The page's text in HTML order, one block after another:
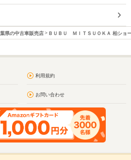
県の中古車販売店 ＢＵＢＵ ＭＩＴＳＵＯＫＡ 柏ショ
利用規約
お問い合わせ